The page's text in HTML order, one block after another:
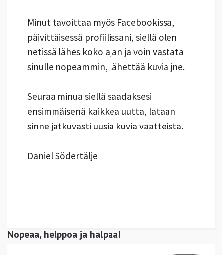
Nopeaa, helppoa ja halpaa!
Minut tavoittaa myös Facebookissa,
päivittäisessä profiilissani, siellä olen
netissä lähes koko ajan ja voin vastata
sinulle nopeammin, lähettää kuvia jne.
Seuraa minua siellä saadaksesi
ensimmäisenä kaikkea uutta, lataan
sinne jatkuvasti uusia kuvia vaatteista.
Daniel Södertälje